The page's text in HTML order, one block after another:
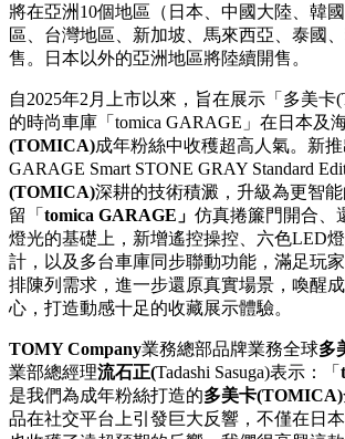
將在亞洲10個地區（日本、中國大陸、韓
區、台灣地區、新加坡、馬來西亞、泰國
售。日本以外的亞洲地區將陸續開售。
自2025年2月上市以來，旨在展示「多美
的時尚車庫「tomica GARAGE」在日本及
(TOMICA)成年粉絲中收穫超高人氣。新推
GARAGE Smart STONE GRAY Standard
(TOMICA)深耕的技術積澱，升級為更智
留「 tomica GARAGE」 仿真捲簾門開合、
燈光的基礎上，新增遙控操控、六色LED
計，以及多台車庫同步聯動功能，滿足玩
排陳列需求，進一步還原真實場景，喚醒
心，打造動感十足的收藏展示體驗。
TOMY Company業務總部品牌業務全球多
業部總經理流石正(Tadashi Sasuga)表示：「
是我們為成年粉絲打造的多美卡(TOMICA)
品在社交平台上引發巨大反響，不僅在日